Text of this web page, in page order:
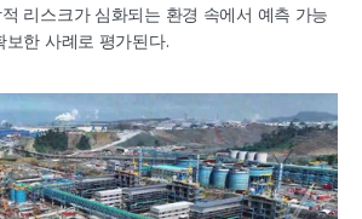
리스크가 심화되는 환경 속에서 예측 가능
한 사례로 평가된다.